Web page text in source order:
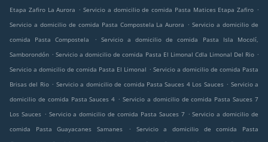
Etapa Zafiro La Aurora . Servicio a domicilio de comida Pasta Matices Etapa Zafiro .
Servicio a domicilio de comida Pasta Compostela La Aurora . Servicio a domicilio de
comida Pasta Compostela
. Servicio a domicilio de comida Pasta Isla Mocolí,
Samborondón . Servicio a domicilio de comida Pasta El Limonal Cdla Limonal Del Rio .
Servicio a domicilio de comida Pasta El Limonal . Servicio a domicilio de comida Pasta
Brisas del Rio . Servicio a domicilio de comida Pasta Sauces 4 Los Sauces . Servicio a
domicilio de comida Pasta Sauces 4 . Servicio a domicilio de comida Pasta Sauces 7
Los Sauces . Servicio a domicilio de comida Pasta Sauces 7 . Servicio a domicilio de
comida Pasta Guayacanes Samanes
.
Servicio a domicilio de comida Pasta